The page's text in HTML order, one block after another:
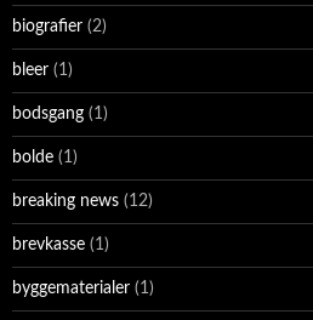
biografier (2)
bleer (1)
bodsgang (1)
bolde (1)
breaking news (12)
brevkasse (1)
byggematerialer (1)